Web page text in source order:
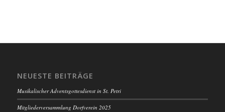
NEUESTE BEITRÄGE
Musikalischer Adventsgottesdienst in St. Petri
Mitgliederversammlung Dorfverein 2025